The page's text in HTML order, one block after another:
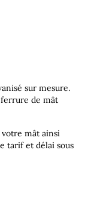
sur mesure.
de mât
mât ainsi
tarif et délai sous